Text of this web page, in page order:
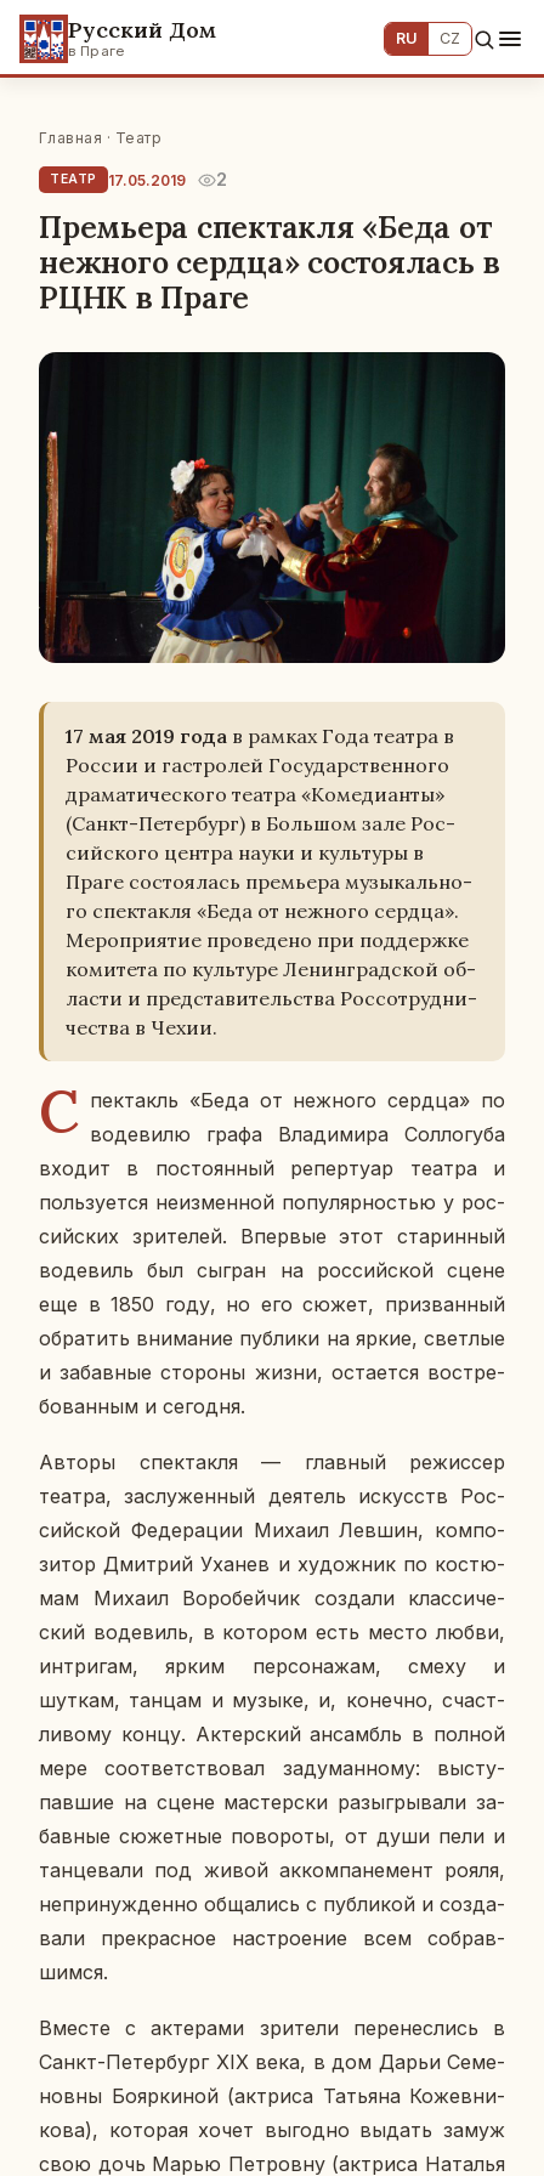
Русский Дом
в Праге
RU CZ
Главная · Театр
ТЕАТР 17.05.2019 2
Премьера спектакля «Беда от
нежного сердца» состоялась в
РЦНК в Праге
17 мая 2019 года в рамках Года театра в
России и га­стро­лей Го­су­дар­ствен­но­го
дра­ма­ти­че­ско­го театра «Ко­ме­ди­ан­ты»
(Санкт-Пе­тер­бург) в Боль­шом зале Рос­
сий­ско­го центра науки и куль­ту­ры в
Праге со­сто­я­лась пре­мье­ра му­зы­каль­но­
го спек­так­ля «Беда от неж­но­го сердца».
Ме­ро­при­я­тие про­ве­де­но при под­держ­ке
ко­ми­те­та по куль­ту­ре Ле­нин­град­ской об­
ла­сти и пред­ста­ви­тель­ства Рос­со­труд­ни­
че­ства в Чехии.
С пек­такль «Беда от неж­но­го сердца» по
во­де­ви­лю графа Вла­ди­ми­ра Сол­ло­гу­ба
входит в по­сто­ян­ный ре­пер­ту­ар театра и
поль­зу­ет­ся неиз­мен­ной по­пу­ляр­но­стью у рос­
сий­ских зри­те­лей. Впер­вые этот ста­рин­ный
во­де­виль был сыгран на рос­сий­ской сцене
еще в 1850 году, но его сюжет, при­зван­ный
об­ра­тить вни­ма­ние пуб­ли­ки на яркие, свет­лые
и за­бав­ные сто­ро­ны жизни, оста­ет­ся вос­тре­
бо­ван­ным и се­го­дня.
Авторы спек­так­ля — глав­ный ре­жис­сер
театра, за­слу­жен­ный де­я­тель ис­кусств Рос­
сий­ской Фе­де­ра­ции Михаил Левшин, ком­по­
зи­тор Дмит­рий Уханев и ху­дож­ник по ко­стю­
мам Михаил Во­ро­бей­чик со­зда­ли клас­си­че­
ский во­де­виль, в ко­то­ром есть место любви,
ин­три­гам, ярким пер­со­на­жам, смеху и
шуткам, танцам и музыке, и, ко­неч­но, счаст­
ли­во­му концу. Ак­тер­ский ан­самбль в полной
мере со­от­вет­ство­вал за­ду­ман­но­му: вы­сту­
пав­шие на сцене ма­стер­ски разыг­ры­ва­ли за­
бав­ные сю­жет­ные по­во­ро­ты, от души пели и
тан­це­ва­ли под живой ак­ком­па­не­мент рояля,
непри­нуж­ден­но об­ща­лись с пуб­ли­кой и со­зда­
ва­ли пре­крас­ное на­стро­е­ние всем со­брав­
шим­ся.
Вместе с ак­те­ра­ми зри­те­ли пе­ре­нес­лись в
Санкт-Пе­тер­бург ХIХ века, в дом Дарьи Се­ме­
нов­ны Бо­яр­ки­ной (ак­три­са Та­тья­на Ко­жев­ни­
ко­ва), ко­то­рая хочет вы­год­но выдать замуж
свою дочь Марью Пет­ров­ну (ак­три­са На­та­лья